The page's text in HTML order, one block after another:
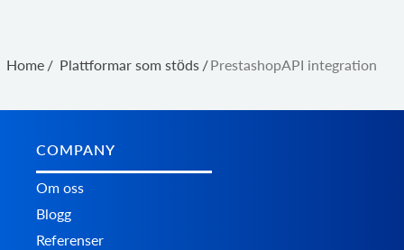
Home / Plattformar som stöds /PrestashopAPI integration
COMPANY
Om oss
Blogg
Referenser